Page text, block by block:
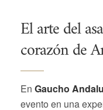
El arte del
corazón de
En Gaucho
evento en una